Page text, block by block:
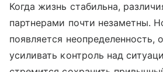
Когда жизнь стабильна,
партнерами почти незаметны.
появляется неопределенность,
усиливать контроль над